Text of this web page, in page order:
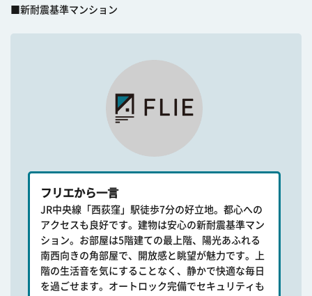
■新耐震基準マンション
フリエから一言
JR中央線「西荻窪」駅徒歩7分の好立地。都心への
アクセスも良好です。建物は安心の新耐震基準マン
ション。お部屋は5階建ての最上階、陽光あふれる
南西向きの角部屋で、開放感と眺望が魅力です。上
階の生活音を気にすることなく、静かで快適な毎日
を過ごせます。オートロック完備でセキュリティも